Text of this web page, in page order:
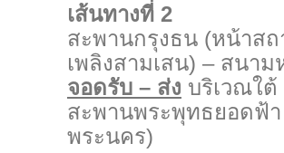
เส้นทางที่ 2
สะพานกรุงธน (หน้าส
เพลิงสามเสน) – สนาม
จอดรับ – ส่ง บริเวณใต้
สะพานพระพุทธยอดฟ้า
พระนคร)